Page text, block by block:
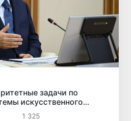
задачи по
искусственного
1 325